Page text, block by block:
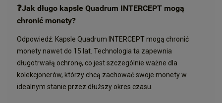
❓Jak długo kapsle Quadrum INTERCEPT mogą
chronić monety?
Odpowiedź: Kapsle Quadrum INTERCEPT mogą chronić
monety nawet do 15 lat. Technologia ta zapewnia
długotrwałą ochronę, co jest szczególnie ważne dla
kolekcjonerów, którzy chcą zachować swoje monety w
idealnym stanie przez dłuższy okres czasu.